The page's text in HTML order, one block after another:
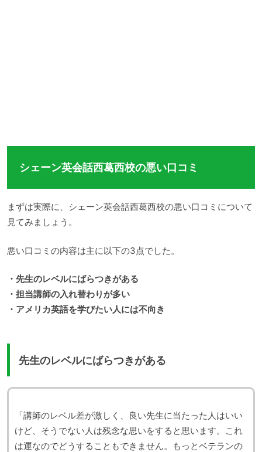
シェーン英会話西葛西校の悪い口コミ
まずは実際に、シェーン英会話西葛西校の悪い口コミについて
見てみましょう。
悪い口コミの内容は主に以下の3点でした。
・先生のレベルにばらつきがある
・担当講師の入れ替わりが多い
・アメリカ英語を学びたい人には不向き
先生のレベルにばらつきがある
「講師のレベル差が激しく、良い先生に当たった人はいい
けど、そうでない人は残念な思いをすると思います。これ
は運なのでどうすることもできません。もっとベテランの